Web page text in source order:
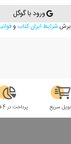
ورود با گوگل
شرایط ایران کتاب و
سریع پرداخت در 4 قسط